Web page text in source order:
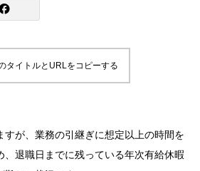
タイトルとURLをコピーする
すが、業務の引継ぎに想定以上の時間を
、退職日までに残っている年次有給休暇